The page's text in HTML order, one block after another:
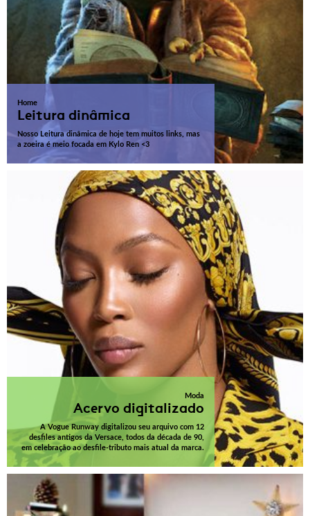
Home
Leitura dinâmica
Nosso Leitura dinâmica de hoje tem muitos links, mas
a zoeira é meio focada em Kylo Ren <3
Moda
Acervo digitalizado
A Vogue Runway digitalizou seu arquivo com 12
desfiles antigos da Versace, todos da década de 90,
em celebração ao desfile-tributo mais atual da marca.